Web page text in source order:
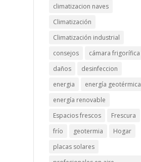
climatizacion naves
Climatización
Climatización industrial
consejos
cámara frigorífica
daños
desinfeccion
energia
energía geotérmica
energía renovable
Espacios frescos
Frescura
frío
geotermia
Hogar
placas solares